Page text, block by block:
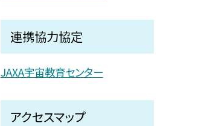
連携協力協定
JAXA宇宙教育センター
アクセスマップ